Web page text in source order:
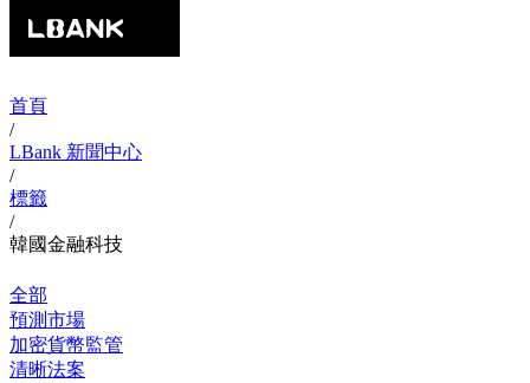
首頁
/
LBank 新聞中心
/
標籤
/
韓國金融科技
全部
預測市場
加密貨幣監管
清晰法案